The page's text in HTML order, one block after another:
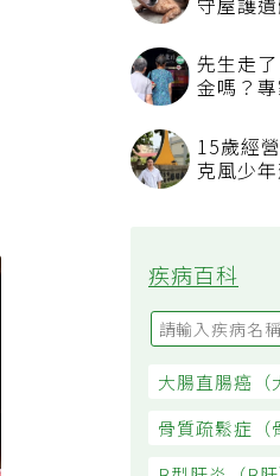
守屋護
先生走
金嗎？
15歲經
克風少
疾病百科
大腸直腸癌（
骨質疏鬆症（